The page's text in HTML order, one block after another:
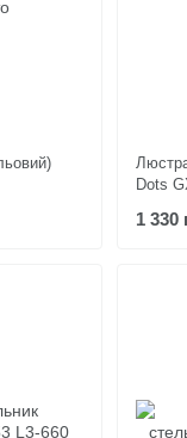
Dots
1 330